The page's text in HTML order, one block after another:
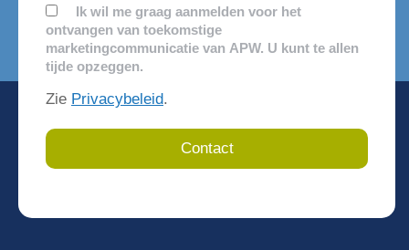
ConsentIk wil me graag aanmelden voor het
ontvangen van toekomstige
marketingcommunicatie van APW. U kunt te allen
tijde opzeggen.
Zie Privacybeleid.